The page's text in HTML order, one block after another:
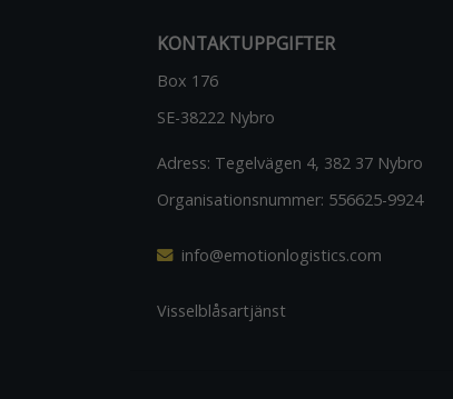
KONTAKTUPPGIFTER
Box 176
SE-38222 Nybro
Adress: Tegelvägen 4, 382 37 Nybro
Organisationsnummer: 556625-9924
info@emotionlogistics.com
Visselblåsartjänst